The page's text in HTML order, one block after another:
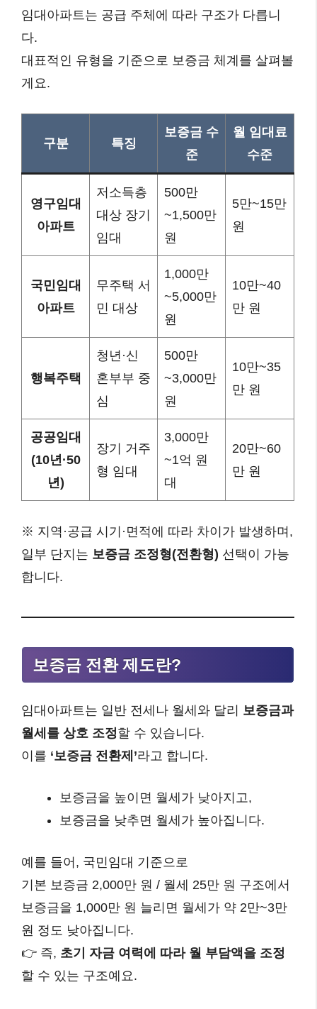
임대아파트는 공급 주체에 따라 구조가 다릅니
다.
대표적인 유형을 기준으로 보증금 체계를 살펴볼
게요.
구분 특징
보증금 수
준
월 임대료
수준
영구임대
아파트
저소득층
대상 장기
임대
500만
~1,500만
원
5만~15만
원
국민임대
아파트
무주택 서
민 대상
1,000만
~5,000만
원
10만~40
만 원
행복주택
청년·신
혼부부 중
심
500만
~3,000만
원
10만~35
만 원
공공임대
(10년·50
년)
장기 거주
형 임대
3,000만
~1억 원
대
20만~60
만 원
※ 지역·공급 시기·면적에 따라 차이가 발생하며,
일부 단지는 보증금 조정형(전환형) 선택이 가능
합니다.
보증금 전환 제도란?
임대아파트는 일반 전세나 월세와 달리 보증금과
월세를 상호 조정할 수 있습니다.
이를 ‘보증금 전환제’라고 합니다.
보증금을 높이면 월세가 낮아지고,
보증금을 낮추면 월세가 높아집니다.
예를 들어, 국민임대 기준으로
기본 보증금 2,000만 원 / 월세 25만 원 구조에서
보증금을 1,000만 원 늘리면 월세가 약 2만~3만
원 정도 낮아집니다.
👉 즉, 초기 자금 여력에 따라 월 부담액을 조정
할 수 있는 구조예요.